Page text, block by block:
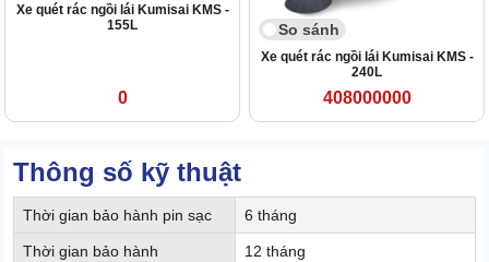
Xe quét rác ngồi lái Kumisai KMS -
155L
0
So sánh
Xe quét rác ngồi lái Kumisai KMS -
240L
408000000
Thông số kỹ thuật
Thời gian bảo hành pin sạc 6 tháng
Thời gian bảo hành 12 tháng